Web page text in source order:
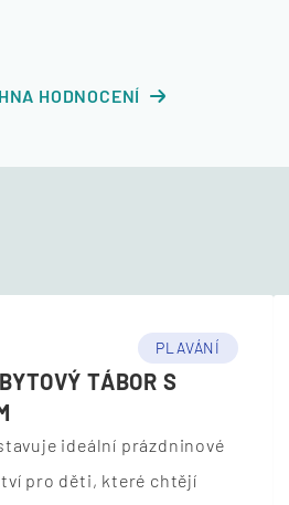
HODNOCENÍ
PLAVÁNÍ
TÁBOR S
ideální prázdninové
pro děti, které chtějí